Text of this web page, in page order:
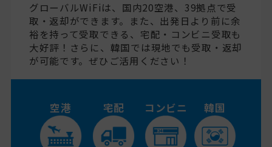
グローバルWiFiは、国内20空港、39拠点で受
取・返却ができます。また、出発日より前に余
裕を持って受取できる、宅配・コンビニ受取も
大好評！さらに、韓国では現地でも受取・返却
が可能です。ぜひご活用ください！
空港 宅配 コンビニ 韓国